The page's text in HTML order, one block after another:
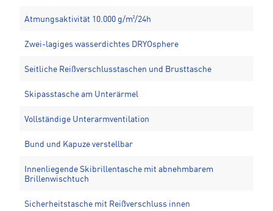
Atmungsaktivität 10.000 g/m²/24h
Zwei-lagiges wasserdichtes DRYOsphere
Seitliche Reißverschlusstaschen und Brusttasche
Skipasstasche am Unterärmel
Vollständige Unterarmventilation
Bund und Kapuze verstellbar
Innenliegende Skibrillentasche mit abnehmbarem
Brillenwischtuch
Sicherheitstasche mit Reißverschluss innen